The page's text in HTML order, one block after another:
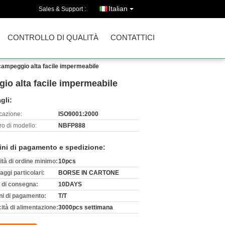
Sales & Support : Italian
CONTROLLO DI QUALITÀ CONTATTICI
alta facile impermeabile
alta facile impermeabile
ISO9001:2000
di modello:
NBFP888
di pagamento e spedizione:
di ordine minimo:10pcs
particolari:
BORSE IN CARTONE
di consegna:
10DAYS
di pagamento:
T/T
di alimentazione:3000pcs settimana